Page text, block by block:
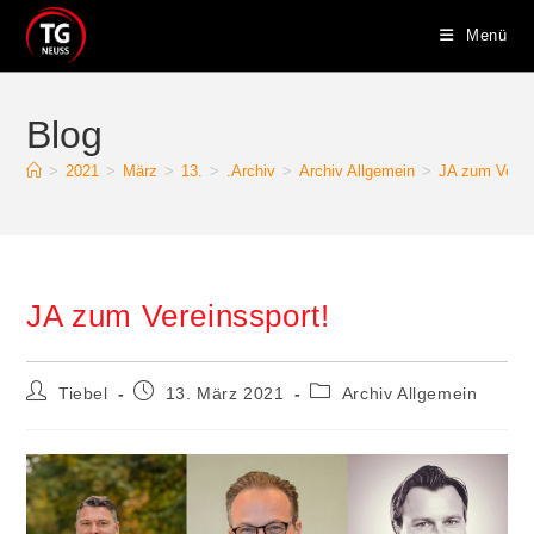
Menü
Blog
> 2021 > März > 13. > .Archiv > Archiv Allgemein > JA zum
JA zum Vereinssport!
Tiebel 13. März 2021 Archiv Allgemein